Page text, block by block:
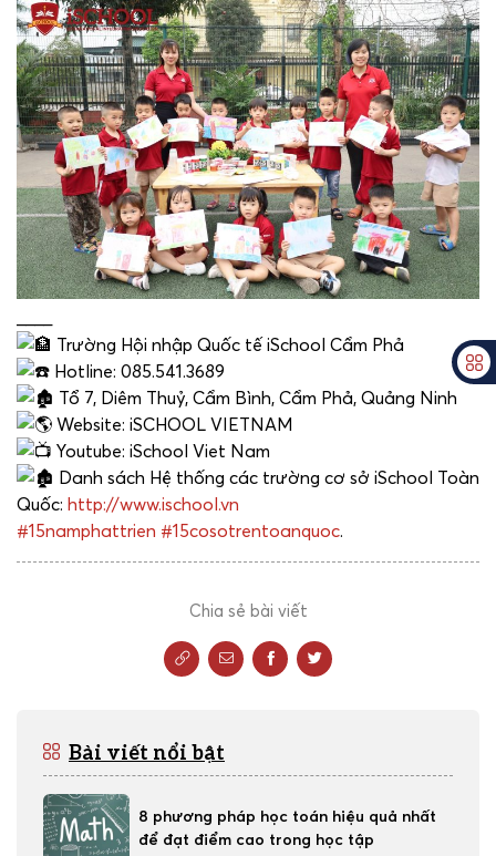
Trường Hội nhập Quốc tế iSchool Cẩm Phả
Hotline: 085.541.3689
Tổ 7, Diêm Thuỷ, Cẩm Bình, Cẩm Phả, Quảng Ninh
Website: iSCHOOL VIETNAM
Youtube: iSchool Viet Nam
Danh sách Hệ thống các trường cơ sở iSchool Toàn
Quốc: http://www.ischool.vn
#15namphattrien #15cosotrentoanquoc.
Chia sẻ bài viết
Bài viết nổi bật
8 phương pháp học toán hiệu quả nhất
để đạt điểm cao trong học tập